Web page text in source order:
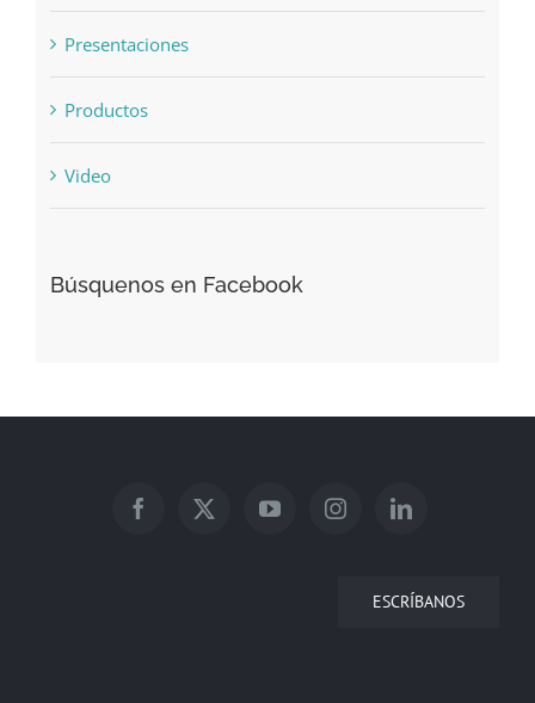
Presentaciones
Productos
Video
Búsquenos en Facebook
ESCRÍBANOS